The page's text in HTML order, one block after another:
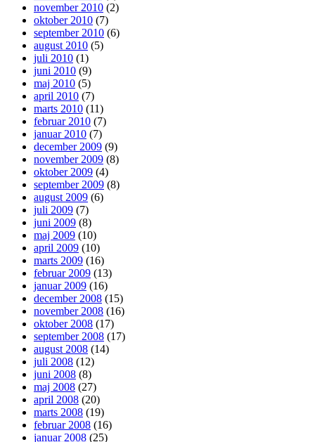
november 2010 (2)
oktober 2010 (7)
september 2010 (6)
august 2010 (5)
juli 2010 (1)
juni 2010 (9)
maj 2010 (5)
april 2010 (7)
marts 2010 (11)
februar 2010 (7)
januar 2010 (7)
december 2009 (9)
november 2009 (8)
oktober 2009 (4)
september 2009 (8)
august 2009 (6)
juli 2009 (7)
juni 2009 (8)
maj 2009 (10)
april 2009 (10)
marts 2009 (16)
februar 2009 (13)
januar 2009 (16)
december 2008 (15)
november 2008 (16)
oktober 2008 (17)
september 2008 (17)
august 2008 (14)
juli 2008 (12)
juni 2008 (8)
maj 2008 (27)
april 2008 (20)
marts 2008 (19)
februar 2008 (16)
januar 2008 (25)